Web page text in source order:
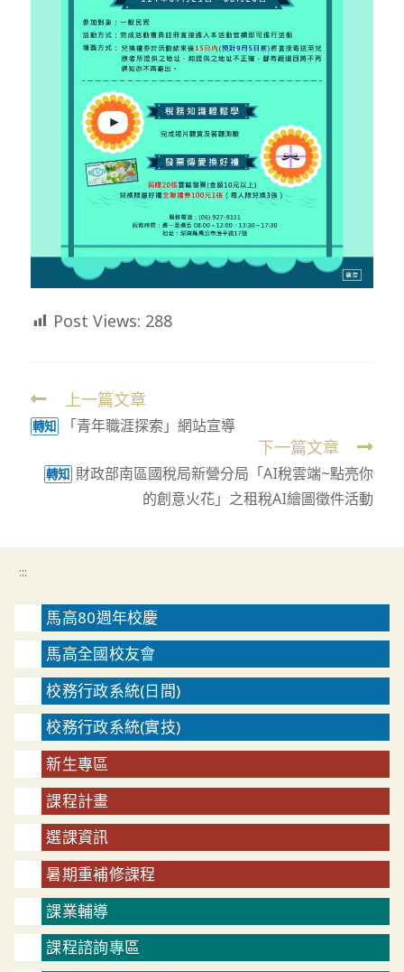
Post Views: 288
Read
more
上一篇文章
轉知 「青年職涯探索」網站宣導
下一篇文章
轉知 財政部南區國稅局新營分局「AI稅雲端~點亮你
的創意火花」之租稅AI繪圖徵件活動
:::
馬高80週年校慶
馬高全國校友會
校務行政系統(日間)
校務行政系統(實技)
新生專區
課程計畫
選課資訊
暑期重補修課程
課業輔導
課程諮詢專區